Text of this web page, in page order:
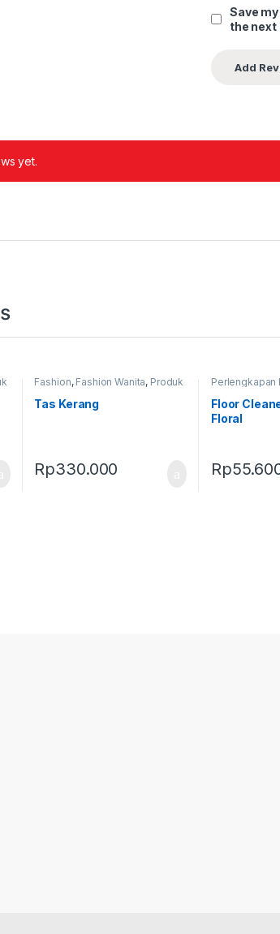
Save
the next
yet.
Fashion, Fashion Wanita, Produk
,
Tas Kerang
Rp330.000
Perlengkapan
Produk Terbaru
Floor
Floral
Rp